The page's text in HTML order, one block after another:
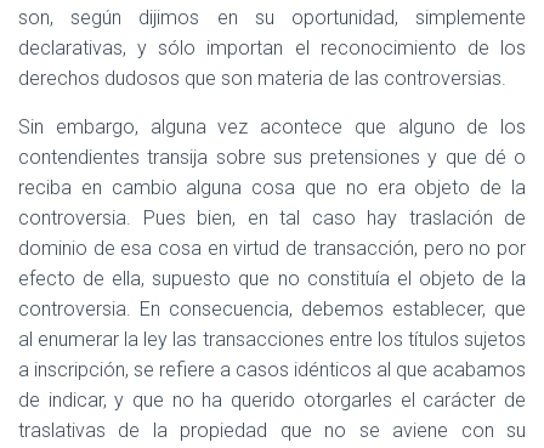
son, según dijimos en su oportunidad, simplemente
declarativas, y sólo importan el reconocimiento de los
derechos dudosos que son materia de las controversias.
Sin embargo, alguna vez acontece que alguno de los
contendientes transija sobre sus pretensiones y que dé o
reciba en cambio alguna cosa que no era objeto de la
controversia. Pues bien, en tal caso hay traslación de
dominio de esa cosa en virtud de transacción, pero no por
efecto de ella, supuesto que no constituía el objeto de la
controversia. En consecuencia, debemos establecer, que
al enumerar la ley las transacciones entre los títulos sujetos
a inscripción, se refiere a casos idénticos al que acabamos
de indicar, y que no ha querido otorgarles el carácter de
traslativas de la propiedad que no se aviene con su